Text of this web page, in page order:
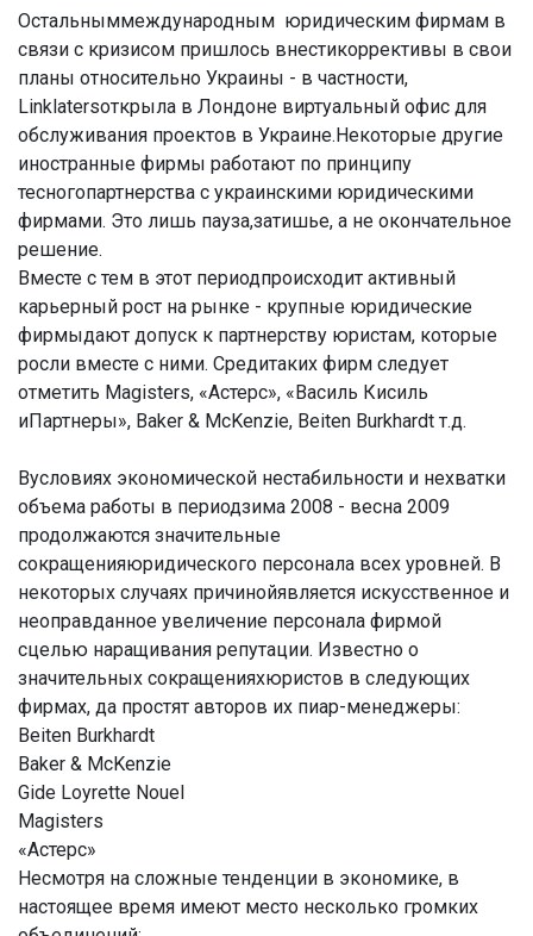
Остальныммеждународным юридическим фирмам в
связи с кризисом пришлось внестикоррективы в свои
планы относительно Украины - в частности,
Linklatersоткрыла в Лондоне виртуальный офис для
обслуживания проектов в Украине.Некоторые другие
иностранные фирмы работают по принципу
тесногопартнерства с украинскими юридическими
фирмами. Это лишь пауза,затишье, а не окончательное
решение.
Вместе с тем в этот периодпроисходит активный
карьерный рост на рынке - крупные юридические
фирмыдают допуск к партнерству юристам, которые
росли вместе с ними. Средитаких фирм следует
отметить Magisters, «Астерс», «Василь Кисиль
иПартнеры», Baker & McKenzie, Beiten Burkhardt т.д.
Вусловиях экономической нестабильности и нехватки
объема работы в периодзима 2008 - весна 2009
продолжаются значительные
сокращенияюридического персонала всех уровней. В
некоторых случаях причинойявляется искусственное и
неоправданное увеличение персонала фирмой
сцелью наращивания репутации. Известно о
значительных сокращенияхюристов в следующих
фирмах, да простят авторов их пиар-менеджеры:
Beiten Burkhardt
Baker & McKenzie
Gide Loyrette Nouel
Magisters
«Астерс»
Несмотря на сложные тенденции в экономике, в
настоящее время имеют место несколько громких